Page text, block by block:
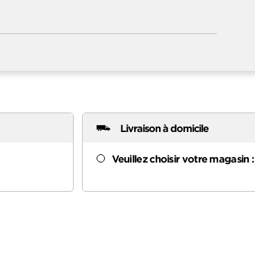
Livraison à domicile
Veuillez choisir votre magasin :